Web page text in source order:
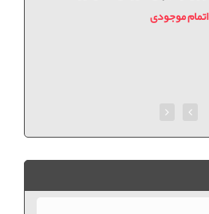
اتمام موجودی